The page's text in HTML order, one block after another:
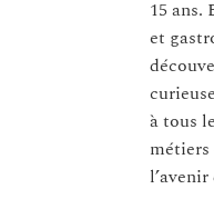
15
et
à tous
métiers